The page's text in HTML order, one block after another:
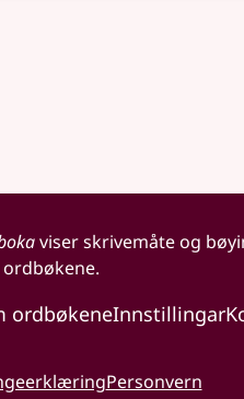
viser skrivemåte og
ordbøkeneInnstillingar
Personvern